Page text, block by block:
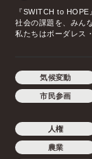
『SWITCH to HOPE
社会の課題を、みん
私たちはボーダレス
気候変動
市民参画
人権
農業